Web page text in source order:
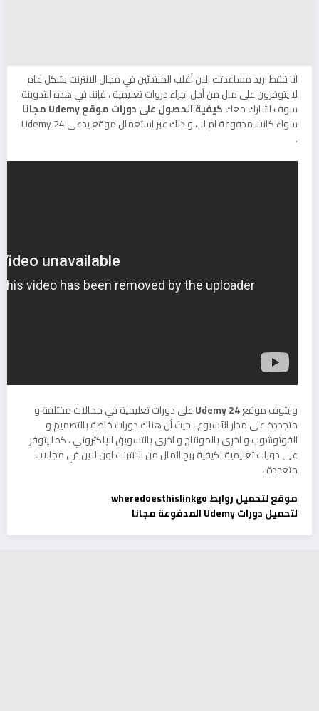
انا فقط اريد مساعدتك الان أغلب المبتدئين في مجال الانترنت بشكل عام
لا يتوفرون على مال من أجل اجراء دروات تعليمية ، فإننا في هذه التدوينة
سوف اشارك معككيفية الحصول على دورات موقع Udemy مجانا
سواء كانت مدفوعة ام لا ، و ذلك عبر استعمال موقع يدعى Udemy 24
.
و يتوف موقعUdemy 24على دورات تعليمية في مجالات مختلفة و
متجددة على مدار الأسبوع ، حيث أن هناك دورات خاصة بالتصميم و
الفوتوشوب و اخرى بالمونتاج و اخرى بالتسويق الإلكتروني ، كما يتوفر
على دورات تعليمية لكيفية ربح المال من الانترنت اون لاين في مجالات
متعددة ،
موقع لتحميل روابط wheredoesthislinkgo
لتحميل دورات Udemy المدفوعة مجانا